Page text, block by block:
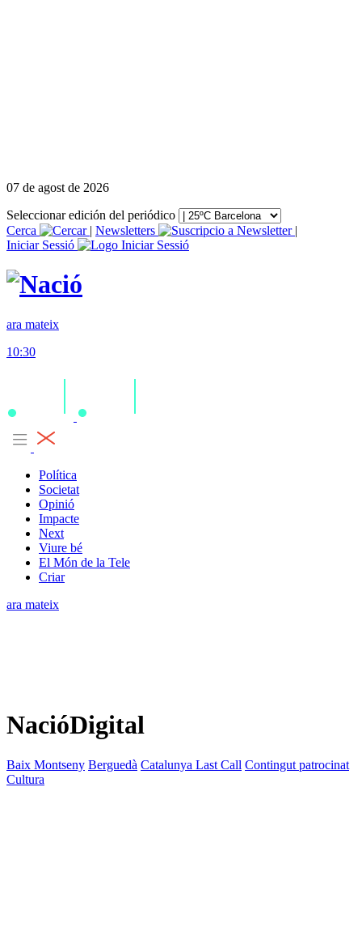
07 de agost de 2026
Seleccionar edición del periódico
Cerca
| Newsletters
|
Iniciar Sessió
ara mateix
10:30
Política
Societat
Opinió
Impacte
Next
Viure bé
El Món de la Tele
Criar
ara mateix
NacióDigital
Baix Montseny Berguedà Catalunya Last Call Contingut patrocinat
Cultura